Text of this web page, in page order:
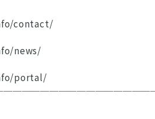
contact/
news/
portal/